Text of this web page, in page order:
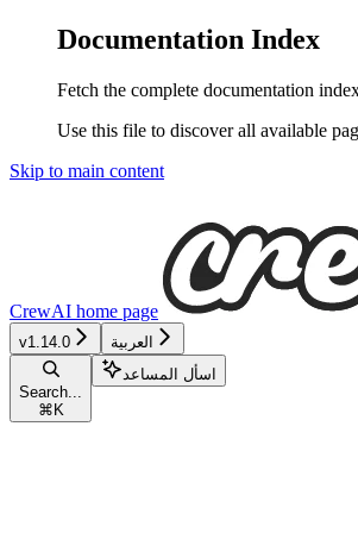
Documentation Index
Fetch the complete documentation
Use this file to discover all available
Skip to main content
CrewAI home page
v1.14.0 العربية
Search...
⌘ K
اسأل المساعد